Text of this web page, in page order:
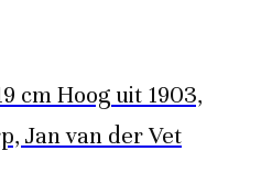
cm Hoog uit 1903,
Jan van der Vet